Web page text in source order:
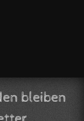
bleiben